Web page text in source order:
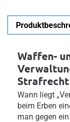
Waffen-
Strafrecht
Wann liegt
beim Erben
man gegen